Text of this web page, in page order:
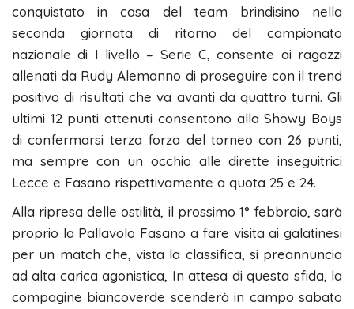
conquistato in casa del team brindisino nella
seconda giornata di ritorno del campionato
nazionale di I livello – Serie C, consente ai ragazzi
allenati da Rudy Alemanno di proseguire con il trend
positivo di risultati che va avanti da quattro turni. Gli
ultimi 12 punti ottenuti consentono alla Showy Boys
di confermarsi terza forza del torneo con 26 punti,
ma sempre con un occhio alle dirette inseguitrici
Lecce e Fasano rispettivamente a quota 25 e 24.
Alla ripresa delle ostilità, il prossimo 1° febbraio, sarà
proprio la Pallavolo Fasano a fare visita ai galatinesi
per un match che, vista la classifica, si preannuncia
ad alta carica agonistica, In attesa di questa sfida, la
compagine biancoverde scenderà in campo sabato